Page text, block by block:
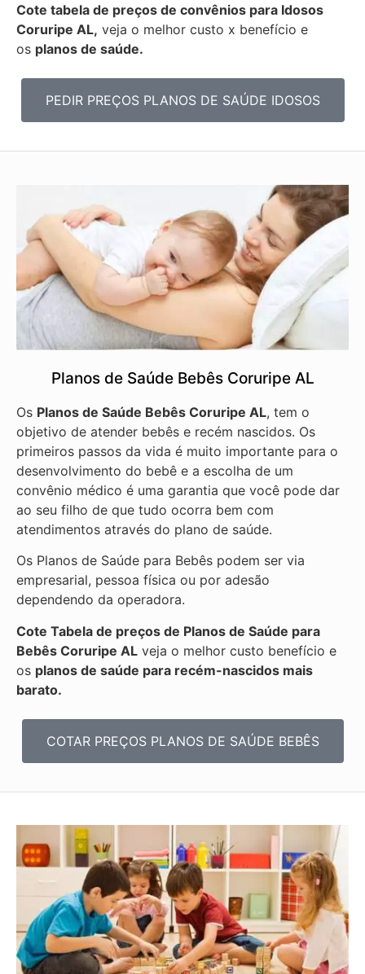
Cote tabela de preços de convênios para Idosos
Coruripe AL, veja o melhor custo x benefício e
os planos de saúde.
PEDIR PREÇOS PLANOS DE SAÚDE IDOSOS
Planos de Saúde Bebês Coruripe AL
Os Planos de Saúde Bebês Coruripe AL, tem o
objetivo de atender bebês e recém nascidos. Os
primeiros passos da vida é muito importante para o
desenvolvimento do bebê e a escolha de um
convênio médico é uma garantia que você pode dar
ao seu filho de que tudo ocorra bem com
atendimentos através do plano de saúde.
Os Planos de Saúde para Bebês podem ser via
empresarial, pessoa física ou por adesão
dependendo da operadora.
Cote Tabela de preços de Planos de Saúde para
Bebês Coruripe AL veja o melhor custo benefício e
os planos de saúde para recém-nascidos mais
barato.
COTAR PREÇOS PLANOS DE SAÚDE BEBÊS